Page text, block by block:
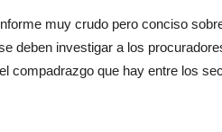
muy crudo pero conciso
deben investigar a los
compadrazgo que hay entre los